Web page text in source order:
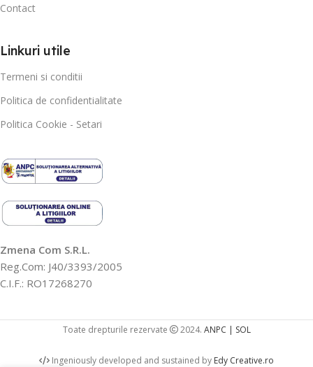
Contact
Linkuri utile
Termeni si conditii
Politica de confidentialitate
Politica Cookie - Setari
Zmena Com S.R.L.
Reg.Com: J40/3393/2005
C.I.F.: RO17268270
Toate drepturile rezervate 2024. ANPC | SOL
Ingeniously developed and sustained by Edy Creative.ro